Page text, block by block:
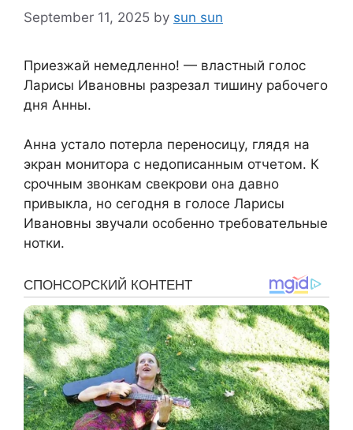
September 11, 2025 by sun sun
Приезжай немедленно! — властный голос
Ларисы Ивановны разрезал тишину рабочего
дня Анны.
Анна устало потерла переносицу, глядя на
экран монитора с недописанным отчетом. К
срочным звонкам свекрови она давно
привыкла, но сегодня в голосе Ларисы
Ивановны звучали особенно требовательные
нотки.